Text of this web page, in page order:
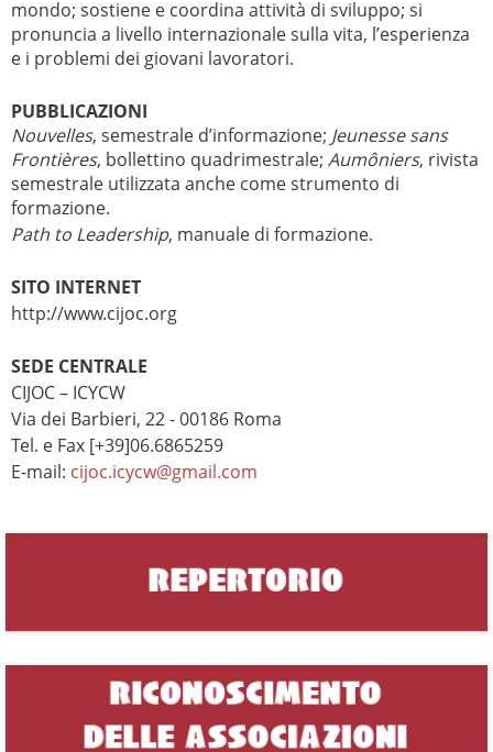
mondo; sostiene e coordina attività di sviluppo; si
pronuncia a livello internazionale sulla vita, l’esperienza
e i problemi dei giovani lavoratori.
PUBBLICAZIONI
Nouvelles, semestrale d’informazione; Jeunesse sans
Frontières, bollettino quadrimestrale; Aumôniers, rivista
semestrale utilizzata anche come strumento di
formazione.
Path to Leadership, manuale di formazione.
SITO INTERNET
http://www.cijoc.org
SEDE CENTRALE
CIJOC – ICYCW
Via dei Barbieri, 22 - 00186 Roma
Tel. e Fax [+39]06.6865259
E-mail: cijoc.icycw@gmail.com